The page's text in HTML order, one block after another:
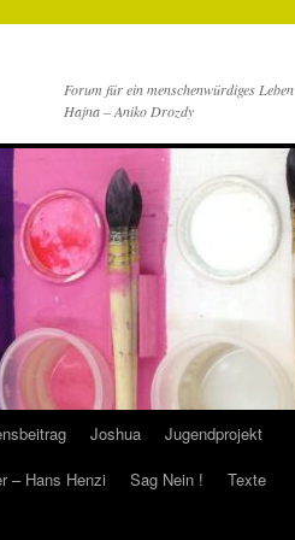
Forum für ein menschenwürdiges Leben
Hajna – Aniko Drozdy
Joshua
Jugendprojekt
– Hans Henzi Sag Nein !
Texte